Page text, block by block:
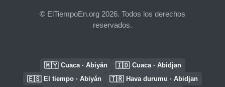
© ElTiempoEn.org 2026. Todos los derechos
reservados.
🇲🇾 Cuaca · Abiyán 🇮🇩 Cuaca · Abidjan
🇪🇸 El tiempo · Abiyán 🇹🇷 Hava durumu · Abidjan